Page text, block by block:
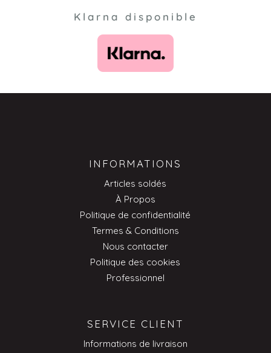
Klarna disponible
INFORMATIONS
Articles soldés
À Propos
Politique de confidentialité
Termes & Conditions
Nous contacter
Politique des cookies
Professionnel
SERVICE CLIENT
Informations de livraison